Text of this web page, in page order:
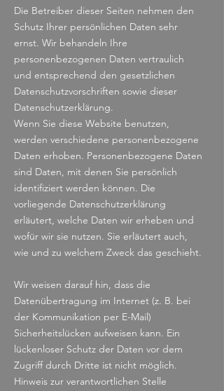
Die Betreiber dieser Seiten nehmen den
Schutz Ihrer persönlichen Daten sehr
ernst. Wir behandeln Ihre
personenbezogenen Daten vertraulich
und entsprechend den gesetzlichen
Datenschutzvorschriften sowie dieser
Datenschutzerklärung.
Wenn Sie diese Website benutzen,
werden verschiedene personenbezogene
Daten erhoben. Personenbezogene Daten
sind Daten, mit denen Sie persönlich
identifiziert werden können. Die
vorliegende Datenschutzerklärung
erläutert, welche Daten wir erheben und
wofür wir sie nutzen. Sie erläutert auch,
wie und zu welchem Zweck das geschieht.
Wir weisen darauf hin, dass die
Datenübertragung im Internet (z. B. bei
der Kommunikation per E-Mail)
Sicherheitslücken aufweisen kann. Ein
lückenloser Schutz der Daten vor dem
Zugriff durch Dritte ist nicht möglich.
Hinweis zur verantwortlichen Stelle